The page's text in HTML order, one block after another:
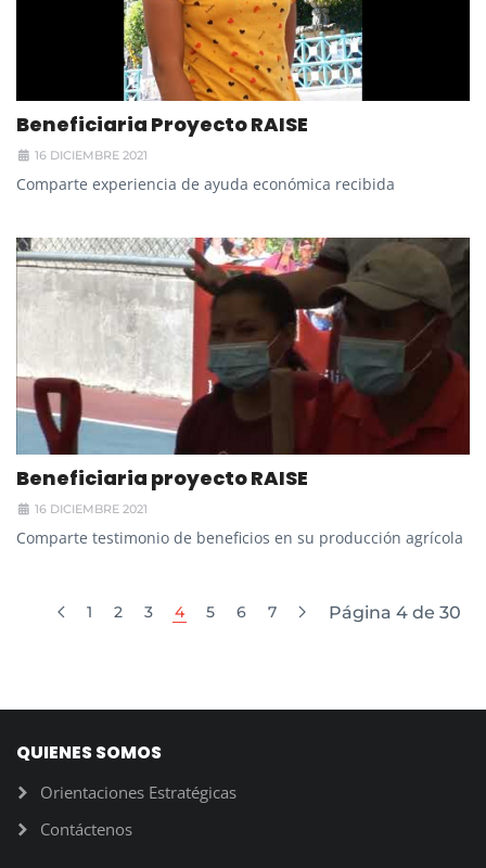
Beneficiaria Proyecto RAISE
16 DICIEMBRE 2021
Comparte experiencia de ayuda económica recibida
Beneficiaria proyecto RAISE
16 DICIEMBRE 2021
Comparte testimonio de beneficios en su producción agrícola
Página 4 de 30
1 2 3 4 5 6 7
QUIENES SOMOS
Orientaciones Estratégicas
Contáctenos